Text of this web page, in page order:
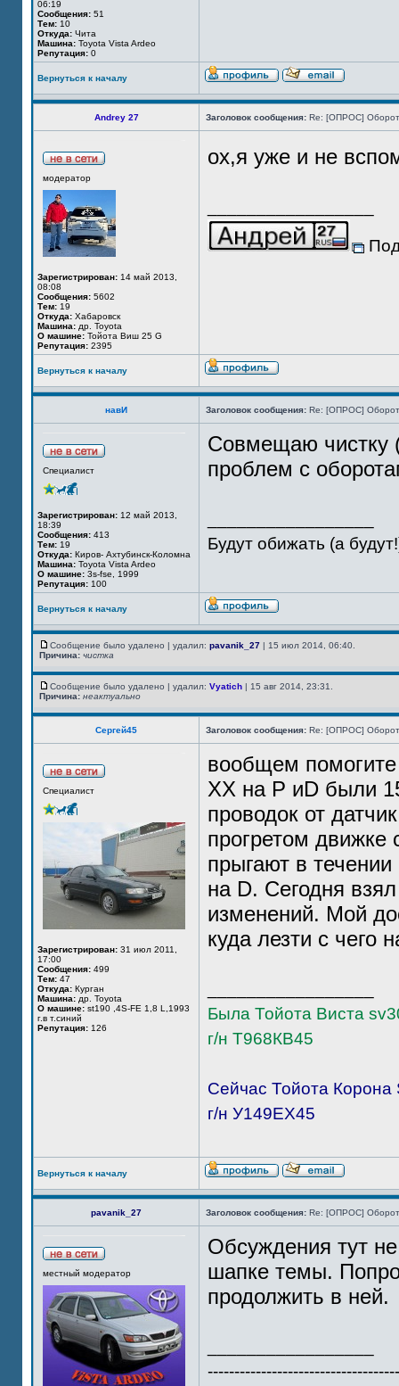
06:19
Сообщения: 51
Тем: 10
Откуда: Чита
Машина: Toyota Vista Ardeo
Репутация: 0
Вернуться к началу
Andrey 27 Заголовок сообщения: Re: [ОПРОС]
модератор
Зарегистрирован: 14 май 2013,
08:08
Сообщения: 5602
Тем: 19
Откуда: Хабаровск
Машина: др. Toyota
О машине: Тойота Виш 25 G
Репутация: 2395
ох,я уже и не
Вернуться к началу
навИ Заголовок сообщения: Re: [ОПРОС]
Специалист
Зарегистрирован: 12 май 2013,
18:39
Сообщения: 413
Тем: 19
Откуда: Киров- Ахтубинск-Коломна
Машина: Toyota Vista Ardeo
О машине: 3s-fse, 1999
Репутация: 100
Совмещаю чистку
проблем с
Будут обижать (а
Вернуться к началу
Сообщение было удалено | удалил: pavanik_27 | 15 июл 2014, 06:40.
Причина: чистка
Сообщение было удалено | удалил: Vyatich | 15 авг 2014, 23:31.
Причина: неактуально
Сергей45 Заголовок сообщения: Re: [ОПРОС]
Специалист
Зарегистрирован: 31 июл 2011,
17:00
Сообщения: 499
Тем: 47
Откуда: Курган
Машина: др. Toyota
О машине: st190 ,4S-FЕ 1,8 L,1993
г.в т.синий
Репутация: 126
вообщем
ХХ на Р иD были
проводок от
прогретом движке
прыгают в
на D. Сегодня
изменений. Мой
куда лезти с чего
Была Тойота Виста
г/н Т968КВ45
Сейчас Тойота
г/н У149ЕХ45
Вернуться к началу
pavanik_27 Заголовок сообщения: Re: [ОПРОС]
местный модератор
Обсуждения тут
шапке темы.
продолжить в ней.